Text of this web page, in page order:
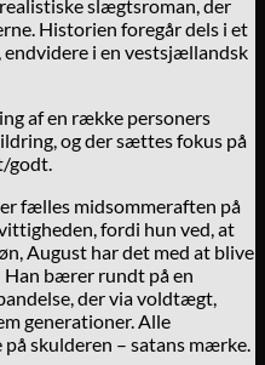
slægtsroman, der
Historien foregår dels i et
endvidere i en vestsjællandsk
af en række personers
og der sættes fokus på
godt.
fælles midsommeraften på
fordi hun ved, at
August har det med at blive
bærer rundt på en
der via voldtægt,
generationer. Alle
skulderen – satans mærke.